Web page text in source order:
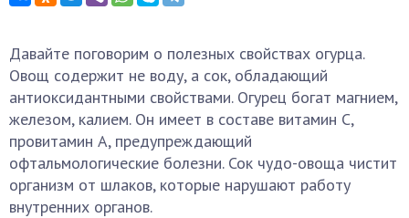
Давайте поговорим о полезных свойствах огурца.
Овощ содержит не воду, а сок, обладающий
антиоксидантными свойствами. Огурец богат магнием,
железом, калием. Он имеет в составе витамин С,
провитамин А, предупреждающий
офтальмологические болезни. Сок чудо-овоща чистит
организм от шлаков, которые нарушают работу
внутренних органов.